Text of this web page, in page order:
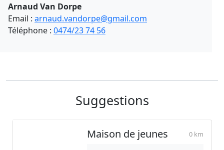
Arnaud Van Dorpe
Email : arnaud.vandorpe@gmail.com
Téléphone : 0474/23 74 56
Suggestions
Maison de jeunes 0 km